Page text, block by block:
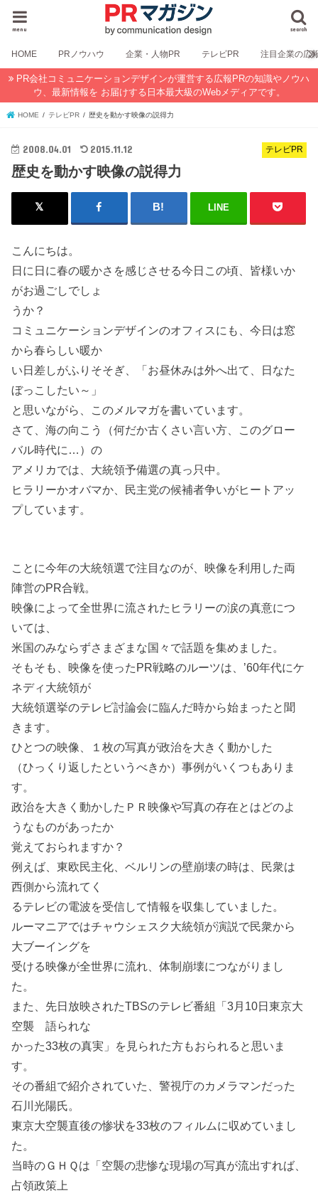
search
menu
HOME PRノウハウ 企業・人物PR テレビPR 注目企業の広
PR会社コミュニケーションデザインが運営する広報PRの知識やノウハ
ウ、最新情報を お届けする日本最大級のWebメディアです。
HOME テレビPR 歴史を動かす映像の説得力
テレビPR
2008.04.01 2015.11.12
歴史を動かす映像の説得力
LINE
こんにちは。
日に日に春の暖かさを感じさせる今日この頃、皆様いか
がお過ごしでしょ
うか？
コミュニケーションデザインのオフィスにも、今日は窓
から春らしい暖か
い日差しがふりそそぎ、「お昼休みは外へ出て、日なた
ぼっこしたい～」
と思いながら、このメルマガを書いています。
さて、海の向こう（何だか古くさい言い方、このグロー
バル時代に…）の
アメリカでは、大統領予備選の真っ只中。
ヒラリーかオバマか、民主党の候補者争いがヒートアッ
プしています。
ことに今年の大統領選で注目なのが、映像を利用した両
陣営のPR合戦。
映像によって全世界に流されたヒラリーの涙の真意につ
いては、
米国のみならずさまざまな国々で話題を集めました。
そもそも、映像を使ったPR戦略のルーツは、’60年代にケ
ネディ大統領が
大統領選挙のテレビ討論会に臨んだ時から始まったと聞
きます。
ひとつの映像、１枚の写真が政治を大きく動かした
（ひっくり返したというべきか）事例がいくつもありま
す。
政治を大きく動かしたＰＲ映像や写真の存在とはどのよ
うなものがあったか
覚えておられますか？
例えば、東欧民主化、ベルリンの壁崩壊の時は、民衆は
西側から流れてく
るテレビの電波を受信して情報を収集していました。
ルーマニアではチャウシェスク大統領が演説で民衆から
大ブーイングを
受ける映像が全世界に流れ、体制崩壊につながりまし
た。
また、先日放映されたTBSのテレビ番組「3月10日東京大
空襲 語られな
かった33枚の真実」を見られた方もおられると思いま
す。
その番組で紹介されていた、警視庁のカメラマンだった
石川光陽氏。
東京大空襲直後の惨状を33枚のフィルムに収めていまし
た。
当時のＧＨＱは「空襲の悲惨な現場の写真が流出すれば、
占領政策上